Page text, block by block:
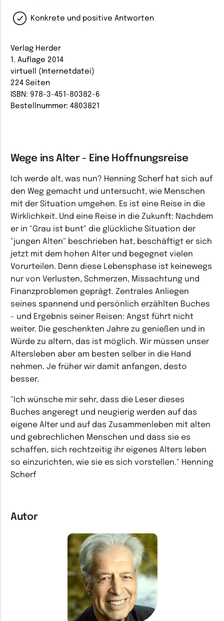
Konkrete und positive Antworten
Verlag Herder
1. Auflage 2014
virtuell (Internetdatei)
224 Seiten
ISBN: 978-3-451-80382-6
Bestellnummer: 4803821
Wege ins Alter - Eine Hoffnungsreise
Ich werde alt, was nun? Henning Scherf hat sich auf
den Weg gemacht und untersucht, wie Menschen
mit der Situation umgehen. Es ist eine Reise in die
Wirklichkeit. Und eine Reise in die Zukunft: Nachdem
er in "Grau ist bunt" die glückliche Situation der
"jungen Alten" beschrieben hat, beschäftigt er sich
jetzt mit dem hohen Alter und begegnet vielen
Vorurteilen. Denn diese Lebensphase ist keinewegs
nur von Verlusten, Schmerzen, Missachtung und
Finanzproblemen geprägt. Zentrales Anliegen
seines spannend und persönlich erzählten Buches
- und Ergebnis seiner Reisen: Angst führt nicht
weiter. Die geschenkten Jahre zu genießen und in
Würde zu altern, das ist möglich. Wir müssen unser
Altersleben aber am besten selber in die Hand
nehmen. Je früher wir damit anfangen, desto
besser.
"Ich wünsche mir sehr, dass die Leser dieses
Buches angeregt und neugierig werden auf das
eigene Alter und auf das Zusammenleben mit alten
und gebrechlichen Menschen und dass sie es
schaffen, sich rechtzeitig ihr eigenes Alters leben
so einzurichten, wie sie es sich vorstellen." Henning
Scherf
Autor